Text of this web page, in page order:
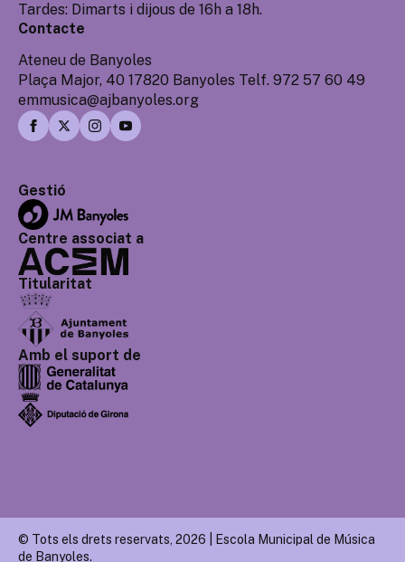
Tardes: Dimarts i dijous de 16h a 18h.
Contacte
Ateneu de Banyoles
Plaça Major, 40 17820 Banyoles Telf. 972 57 60 49
emmusica@ajbanyoles.org
Gestió
Centre associat a
Titularitat
Amb el suport de
© Tots els drets reservats, 2026 | Escola Municipal de Música
de Banyoles.